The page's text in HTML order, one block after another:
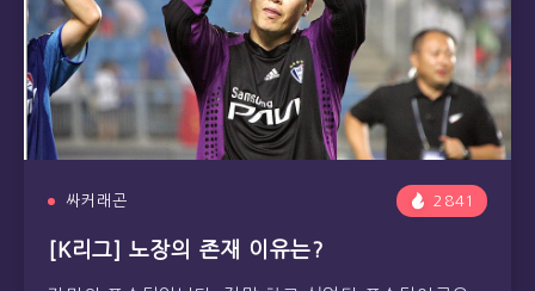
싸커래곤 2841
[K리그] 노장의 존재 이유는?